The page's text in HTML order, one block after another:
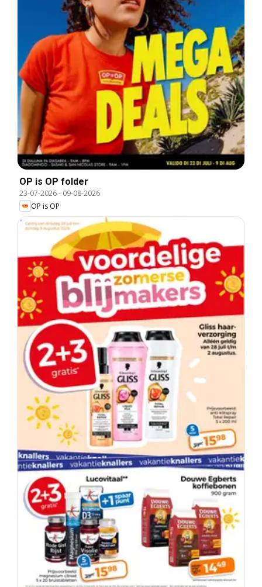
OP is OP folder
23-07-2026- 09-08-2026
OP is OP